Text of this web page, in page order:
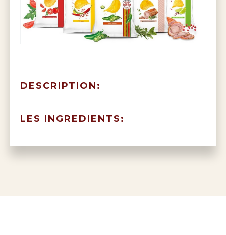
DESCRIPTION:
LES INGREDIENTS: